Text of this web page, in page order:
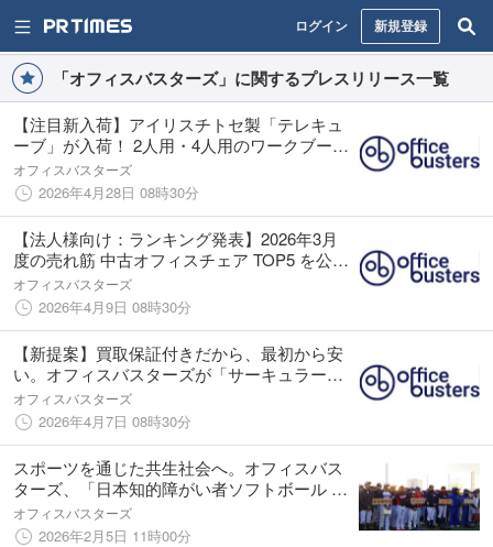
ログイン 新規登録
「オフィスバスターズ」に関するプレスリリース一覧
【注目新入荷】アイリスチトセ製「テレキュ
ーブ」が入荷！ 2人用・4人用のワークブース
をご紹介
オフィスバスターズ
2026年4月28日 08時30分
【法人様向け：ランキング発表】2026年3月
度の売れ筋 中古オフィスチェア TOP5 を公開
年度末需要で “同一シリーズを揃えやすい定番
モデル” に注文集中
オフィスバスターズ
2026年4月9日 08時30分
【新提案】買取保証付きだから、最初から安
い。オフィスバスターズが「サーキュラーエ
コリース」を提案
オフィスバスターズ
2026年4月7日 08時30分
スポーツを通じた共生社会へ。オフィスバス
ターズ、「日本知的障がい者ソフトボール 全
国大会 ハンズホールディングスCUP 2025」
に参加。フィールドに広がる笑顔を未来へ。
オフィスバスターズ
2026年2月5日 11時00分